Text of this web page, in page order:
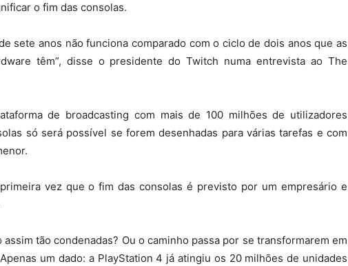
o fim das consolas.
sete anos não funciona comparado com o ciclo de dois anos que as
têm”, disse o presidente do Twitch numa entrevista ao The
de broadcasting com mais de 100 milhões de utilizadores
só será possível se forem desenhadas para várias tarefas e com
vez que o fim das consolas é previsto por um empresário e
tão condenadas? Ou o caminho passa por se transformarem em
um dado: a PlayStation 4 já atingiu os 20 milhões de unidades